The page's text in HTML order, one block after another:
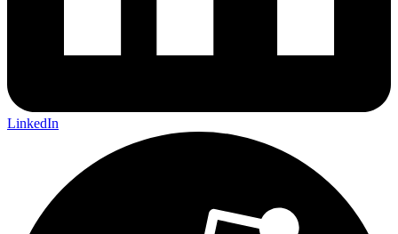
LinkedIn